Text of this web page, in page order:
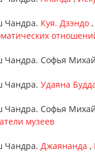
Чандра. Куя. Дзэндо ,
Чандра. Софья
Чандра. Удаяна
Чандра. Софья
музеев
Чандра. Джаянанда ,